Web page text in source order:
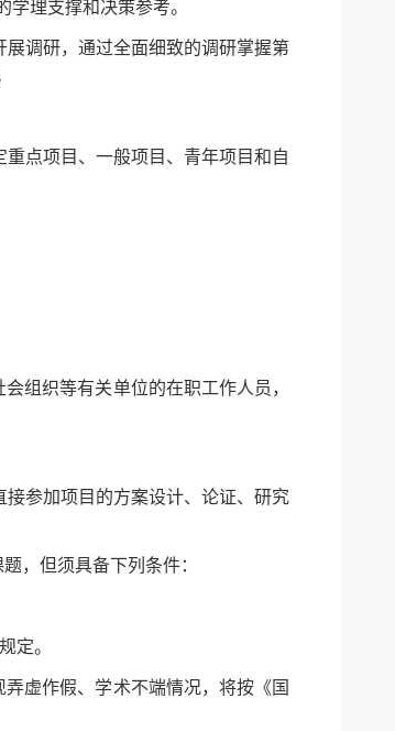
理支撑和决策参考。
调研，通过全面细致的调研掌握第
点项目、一般项目、青年项目和自
组织等有关单位的在职工作人员，
参加项目的方案设计、论证、研究
，但须具备下列条件：
定。
虚作假、学术不端情况，将按《国